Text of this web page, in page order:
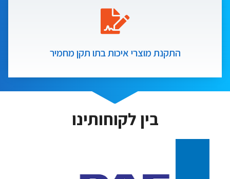
התקנת מוצרי איכות בתו תקן מחמיר
בין לקוחותינו